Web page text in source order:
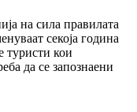
на сила правилата
секоја година
туристи кои
да се запознаени